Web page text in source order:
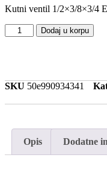
Kutni ventil 1/2×3/8×3/4
Dodaj u korpu
SKU 50e990934341
Opis Dodatne